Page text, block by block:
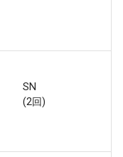
SN
(2回)